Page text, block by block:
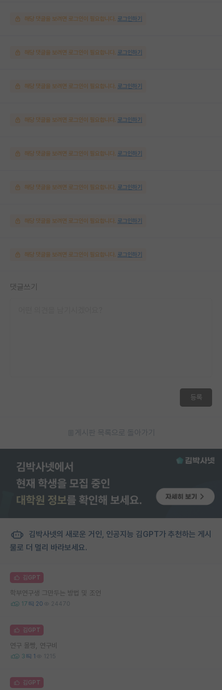
해당 댓글을 보려면 로그인이 필요합니다. 로그인하기
해당 댓글을 보려면 로그인이 필요합니다. 로그인하기
해당 댓글을 보려면 로그인이 필요합니다. 로그인하기
해당 댓글을 보려면 로그인이 필요합니다. 로그인하기
해당 댓글을 보려면 로그인이 필요합니다. 로그인하기
해당 댓글을 보려면 로그인이 필요합니다. 로그인하기
해당 댓글을 보려면 로그인이 필요합니다. 로그인하기
해당 댓글을 보려면 로그인이 필요합니다. 로그인하기
댓글쓰기
등록
게시판 목록으로 돌아가기
김박사넷의 새로운 거인, 인공지능 김GPT가 추천하는 게시
물로 더 멀리 바라보세요.
김GPT
학부연구생 그만두는 방법 및 조언
17 20 24470
김GPT
연구 몰빵, 연구비
3 1 1215
김GPT